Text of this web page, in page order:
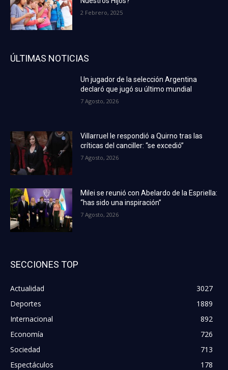
2 Febrero, 2025
ÚLTIMAS NOTICIAS
Un jugador de la selección Argentina
declaró que jugó su último mundial
7 Agosto, 2026
Villarruel le respondió a Quirno tras las
críticas del canciller: “se excedió”
7 Agosto, 2026
Milei se reunió con Abelardo de la Espriella:
“has sido una inspiración”
7 Agosto, 2026
SECCIONES TOP
Actualidad
3027
Deportes
1889
Internacional
892
Economía
726
Sociedad
713
Espectáculos
178